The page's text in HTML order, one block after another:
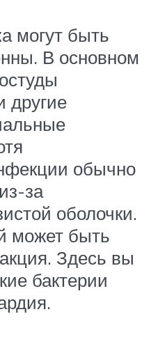
могут быть
В основном
другие
обычно
за
оболочки.
может быть
Здесь вы
бактерии